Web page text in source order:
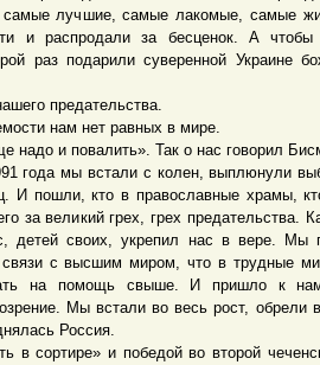
самые лучшие, самые лакомые, самые
и распродали за бесценок. А
раз подарили суверенной Украине
предательства.
нам нет равных в мире.
и повалить». Так о нас говорил
года мы встали с колен, выплюнули
И пошли, кто в православные храмы,
за великий грех, грех предательства.
детей своих, укрепил нас в вере. Мы
с высшим миром, что в трудные
на помощь свыше. И пришло к
Мы встали во весь рост, обрели
Россия.
сортире» и победой во второй